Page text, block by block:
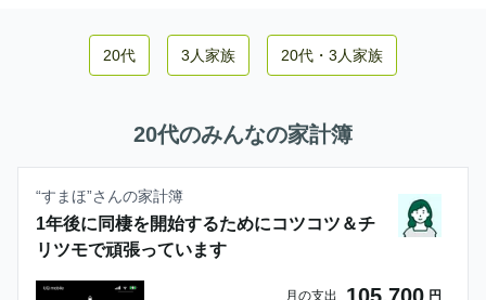
20代 3人家族 20代 ・ 3人家族
20代のみんなの家計簿
“すまほ”さんの家計簿
1年後に同棲を開始するためにコツコツ＆チ
リツモで頑張っています
月の支出 円